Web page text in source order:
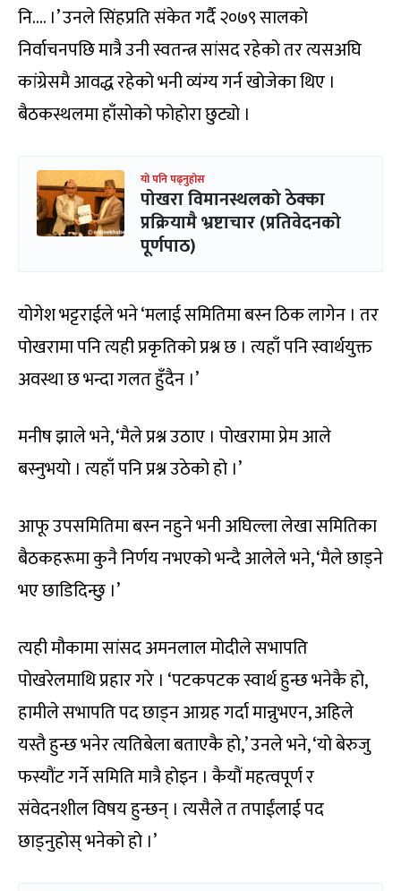
नि…. ।’ उनले सिंहप्रति संकेत गर्दै २०७९ सालको
निर्वाचनपछि मात्रै उनी स्वतन्त्र सांसद रहेको तर त्यसअघि
कांग्रेसमै आवद्ध रहेको भनी व्यंग्य गर्न खोजेका थिए ।
बैठकस्थलमा हाँसोको फोहोरा छुट्यो ।
यो पनि पढ्नुहोस
पोखरा विमानस्थलको ठेक्का
प्रक्रियामै भ्रष्टाचार (प्रतिवेदनको
पूर्णपाठ)
योगेश भट्टराईले भने ‘मलाई समितिमा बस्न ठिक लागेन । तर
पोखरामा पनि त्यही प्रकृतिको प्रश्न छ । त्यहाँ पनि स्वार्थयुक्त
अवस्था छ भन्दा गलत हुँदैन ।’
मनीष झाले भने, ‘मैले प्रश्न उठाए । पोखरामा प्रेम आले
बस्नुभयो । त्यहाँ पनि प्रश्न उठेको हो ।’
आफू उपसमितिमा बस्न नहुने भनी अघिल्ला लेखा समितिका
बैठकहरूमा कुनै निर्णय नभएको भन्दै आलेले भने, ‘मैले छाड्ने
भए छाडिदिन्छु ।’
त्यही मौकामा सांसद अमनलाल मोदीले सभापति
पोखरेलमाथि प्रहार गरे । ‘पटकपटक स्वार्थ हुन्छ भनेकै हो,
हामीले सभापति पद छाड्न आग्रह गर्दा मान्नुभएन, अहिले
यस्तै हुन्छ भनेर त्यतिबेला बताएकै हो,’ उनले भने, ‘यो बेरुजु
फस्यौंट गर्ने समिति मात्रै होइन । कैयौं महत्वपूर्ण र
संवेदनशील विषय हुन्छन् । त्यसैले त तपाईंलाई पद
छाड्नुहोस् भनेको हो ।’